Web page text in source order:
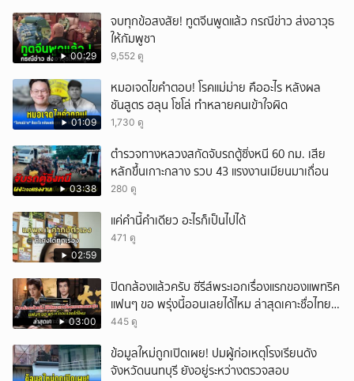
00:29
จบทุกข้อสงสัย! ทูตจีนพูดแล้ว กรณีข่าว ส่งอาวุธ
ให้กัมพูชา
9,552 ดู
01:09
หมอเจดไขคำตอบ! โรคแม่ม่าย คืออะไร หลังผล
ชันสูตร ฮลุน โซโล่ ทำหลายคนเข้าใจผิด
1,730 ดู
03:38
ตำรวจทางหลวงสกัดจับรถตู้ซิ่งหนี 60 กม. เสีย
หลักขึ้นเกาะกลาง รวบ 43 แรงงานเมียนมาเถื่อน
280 ดู
02:59
แค่คำนี้คำเดียว อะไรก็เป็นไปได้
471 ดู
03:00
ปิดกล้องแล้วครับ ซีรีส์พระเอกเรื่องแรกของแพทริค
แฟนๆ ขอ พรุ่งนี้ออนเลยได้ไหม ล่าสุดเคาะชื่อไทย
แล้ว
445 ดู
ข้อมูลใหม่ถูกเปิดเผย! ปมผู้ก่อเหตุโรงเรียนดัง
จังหวัดนนทบุรี ยังอยู่ระหว่างตรวจสอบ